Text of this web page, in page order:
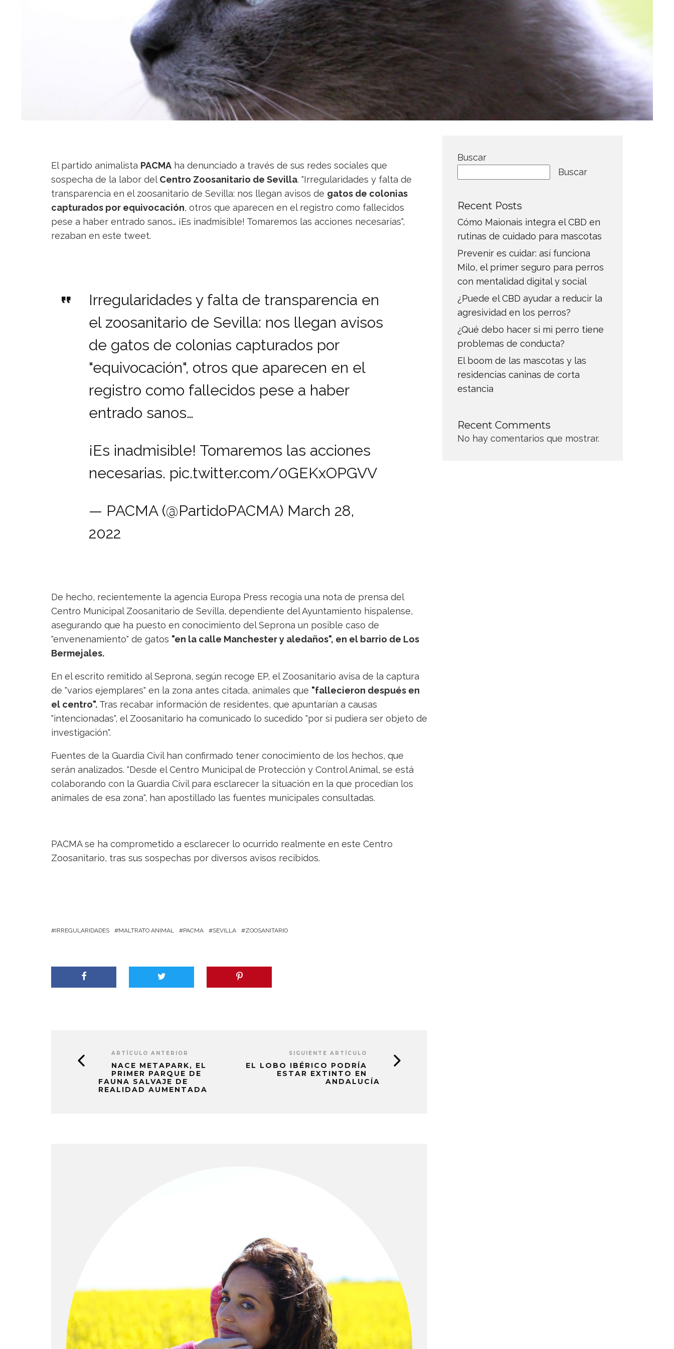
El partido animalista PACMA ha denunciado a través de sus redes sociales que
sospecha de la labor del Centro Zoosanitario de Sevilla. "Irregularidades y falta de
transparencia en el zoosanitario de Sevilla: nos llegan avisos de gatos de colonias
capturados por equivocación, otros que aparecen en el registro como fallecidos
pese a haber entrado sanos… ¡Es inadmisible! Tomaremos las acciones necesarias",
rezaban en este tweet.
Irregularidades y falta de transparencia en
el zoosanitario de Sevilla: nos llegan avisos
de gatos de colonias capturados por
"equivocación", otros que aparecen en el
registro como fallecidos pese a haber
entrado sanos…
¡Es inadmisible! Tomaremos las acciones
necesarias. pic.twitter.com/0GEKxOPGVV
— PACMA (@PartidoPACMA) March 28,
2022
De hecho, recientemente la agencia Europa Press recogía una nota de prensa del
Centro Municipal Zoosanitario de Sevilla, dependiente del Ayuntamiento hispalense,
asegurando que ha puesto en conocimiento del Seprona un posible caso de
"envenenamiento" de gatos "en la calle Manchester y aledaños", en el barrio de Los
Bermejales.
En el escrito remitido al Seprona, según recoge EP, el Zoosanitario avisa de la captura
de "varios ejemplares" en la zona antes citada, animales que "fallecieron después en
el centro". Tras recabar información de residentes, que apuntarían a causas
"intencionadas", el Zoosanitario ha comunicado lo sucedido "por si pudiera ser objeto de
investigación".
Fuentes de la Guardia Civil han confirmado tener conocimiento de los hechos, que
serán analizados. "Desde el Centro Municipal de Protección y Control Animal, se está
colaborando con la Guardia Civil para esclarecer la situación en la que procedían los
animales de esa zona", han apostillado las fuentes municipales consultadas.
PACMA se ha comprometido a esclarecer lo ocurrido realmente en este Centro
Zoosanitario, tras sus sospechas por diversos avisos recibidos.
IRREGULARIDADES MALTRATO ANIMAL PACMA SEVILLA ZOOSANITARIO
ARTÍCULO ANTERIOR
NACE METAPARK, EL
PRIMER PARQUE DE
FAUNA SALVAJE DE
REALIDAD AUMENTADA
SIGUIENTE ARTÍCULO
EL LOBO IBÉRICO PODRÍA
ESTAR EXTINTO EN
ANDALUCÍA
Buscar
Buscar
Recent Posts
Cómo Maionais integra el CBD en
rutinas de cuidado para mascotas
Prevenir es cuidar: así funciona
Milo, el primer seguro para perros
con mentalidad digital y social
¿Puede el CBD ayudar a reducir la
agresividad en los perros?
¿Qué debo hacer si mi perro tiene
problemas de conducta?
El boom de las mascotas y las
residencias caninas de corta
estancia
Recent Comments
No hay comentarios que mostrar.